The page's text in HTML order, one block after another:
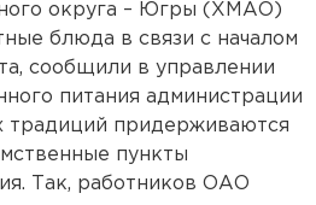
округа – Югры (ХМАО)
блюда в связи с началом
сообщили в управлении
питания администрации
традиций придерживаются
пункты
Так, работников ОАО